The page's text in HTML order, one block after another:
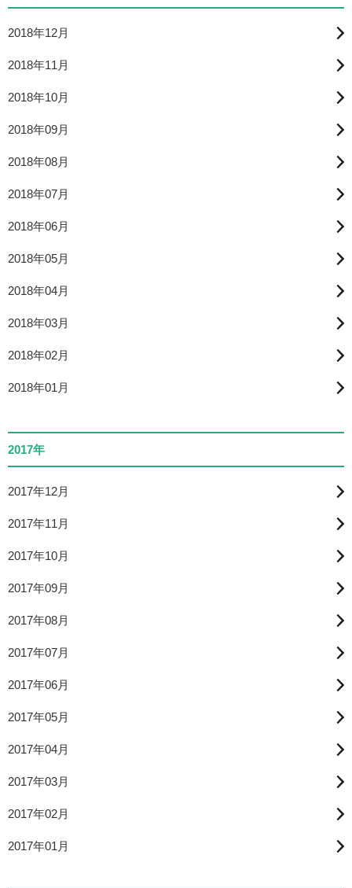
2018年12月
2018年11月
2018年10月
2018年09月
2018年08月
2018年07月
2018年06月
2018年05月
2018年04月
2018年03月
2018年02月
2018年01月
2017年
2017年12月
2017年11月
2017年10月
2017年09月
2017年08月
2017年07月
2017年06月
2017年05月
2017年04月
2017年03月
2017年02月
2017年01月